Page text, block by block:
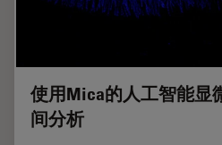
使用Mica的人工智能显
间分析